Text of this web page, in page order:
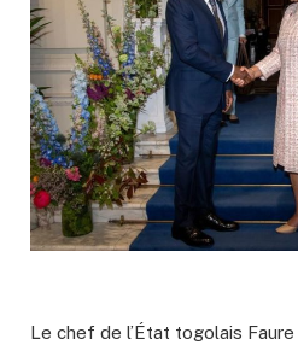
Le chef de l’État togolais